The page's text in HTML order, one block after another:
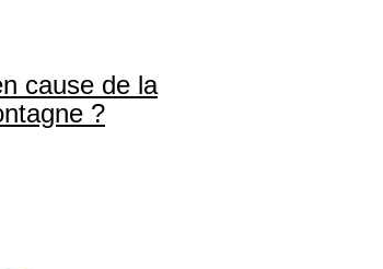
cause de la
?